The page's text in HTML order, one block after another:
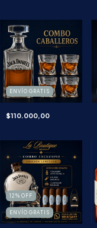
ENVÍO GRATIS
$110.000,00
12 % OFF
ENVÍO GRATIS